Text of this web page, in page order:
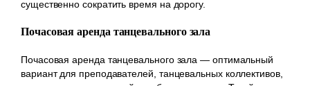
существенно сократить время на дорогу.
Почасовая аренда танцевального зала
Почасовая аренда танцевального зала — оптимальный
вариант для преподавателей, танцевальных коллективов,